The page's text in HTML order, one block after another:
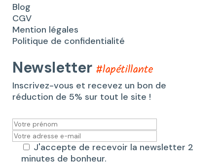
Blog
CGV
Mention légales
Politique de confidentialité
Newsletter #lapétillante
Inscrivez-vous et recevez un bon de
réduction de 5% sur tout le site !
J'accepte de recevoir la newsletter 2
minutes de bonheur.